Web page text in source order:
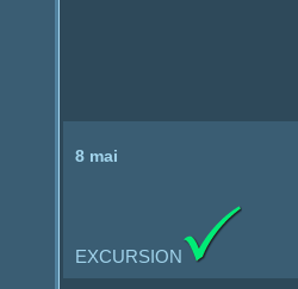
8 mai
EXCURSION